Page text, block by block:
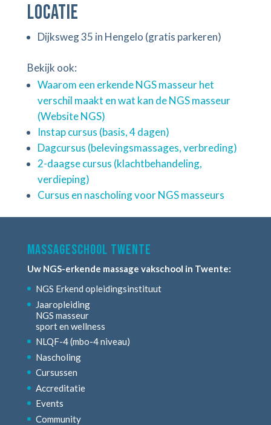
Locatie
Dijksweg 35 in Hengelo (gratis parkeren)
Bekijk ook:
Waarom een erkende NGS masseur het
verschil maakt en wat kan de NGS masseur
(Website NGS)
Instap cursus (basis, 4 dagen)
Dagcursus (belevingsmassages, verbreding)
2-daagse cursus (klachtbehandeling,
verdieping)
Cursus en nascholing voor NGS masseurs
Massageschool Twente
Uw NGS-erkende massage vakschool in Twente:
NGS Erkend opleidingsinstituut
Jaaropleiding
NGS masseur
sport en wellness
NLQF-4 (mbo-4 niveau)
Nascholing
Cursussen
Accreditatie
Events
Community